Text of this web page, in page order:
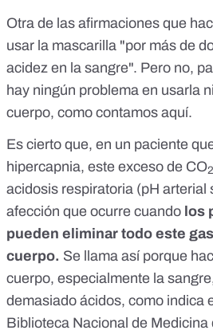
Otra de las afirmaciones que
usar la mascarilla "por más de
acidez en la sangre". Pero no,
hay ningún problema en usarla
cuerpo, como contamos aquí.
Es cierto que, en un paciente
hipercapnia, este exceso de CO2
acidosis respiratoria (pH arterial
afección que ocurre cuando los
pueden eliminar todo este
cuerpo. Se llama así porque
cuerpo, especialmente la
demasiado ácidos, como indica
Biblioteca Nacional de Medicina